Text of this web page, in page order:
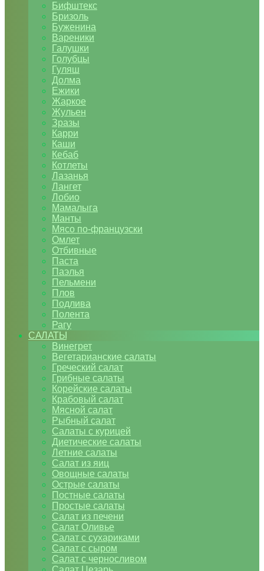
Бифштекс
Бризоль
Буженина
Вареники
Галушки
Голубцы
Гуляш
Долма
Ежики
Жаркое
Жульен
Зразы
Карри
Каши
Кебаб
Котлеты
Лазанья
Лангет
Лобио
Мамалыга
Манты
Мясо по-французски
Омлет
Отбивные
Паста
Паэлья
Пельмени
Плов
Подлива
Полента
Рагу
САЛАТЫ
Винегрет
Вегетарианские салаты
Греческий салат
Грибные салаты
Корейские салаты
Крабовый салат
Мясной салат
Рыбный салат
Салаты с курицей
Диетические салаты
Летние салаты
Салат из яиц
Овощные салаты
Острые салаты
Постные салаты
Простые салаты
Салат из печени
Салат Оливье
Салат с сухариками
Салат с сыром
Салат с черносливом